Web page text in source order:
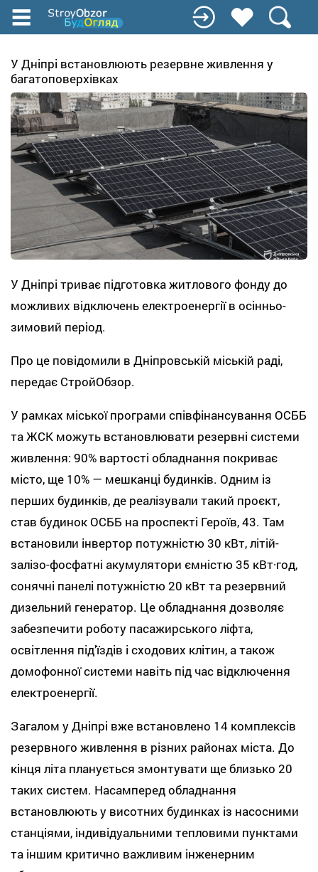
Перейти
до
вмісту
У Дніпрі встановлюють резервне живлення у
багатоповерхівках
У Дніпрі триває підготовка житлового фонду до
можливих відключень електроенергії в осінньо-
зимовий період.
Про це повідомили в Дніпровській міській раді,
передає СтройОбзор.
У рамках міської програми співфінансування ОСББ
та ЖСК можуть встановлювати резервні системи
живлення: 90% вартості обладнання покриває
місто, ще 10% — мешканці будинків. Одним із
перших будинків, де реалізували такий проєкт,
став будинок ОСББ на проспекті Героїв, 43. Там
встановили інвертор потужністю 30 кВт, літій-
залізо-фосфатні акумулятори ємністю 35 кВт·год,
сонячні панелі потужністю 20 кВт та резервний
дизельний генератор. Це обладнання дозволяє
забезпечити роботу пасажирського ліфта,
освітлення під’їздів і сходових клітин, а також
домофонної системи навіть під час відключення
електроенергії.
Загалом у Дніпрі вже встановлено 14 комплексів
резервного живлення в різних районах міста. До
кінця літа планується змонтувати ще близько 20
таких систем. Насамперед обладнання
встановлюють у висотних будинках із насосними
станціями, індивідуальними тепловими пунктами
та іншим критично важливим інженерним